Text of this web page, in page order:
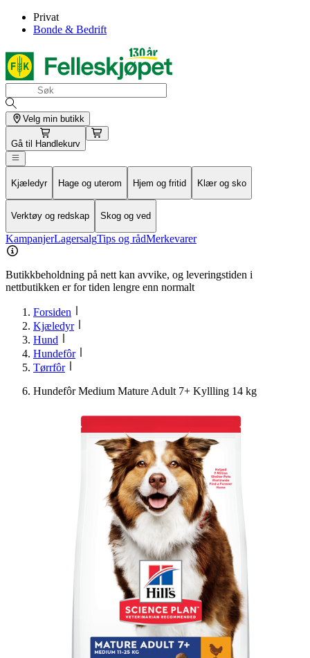
Privat
Bonde & Bedrift
Velg min butikk
Gå til Handlekurv
Kjæledyr Hage og uterom Hjem og fritid Klær og sko
Verktøy og redskap Skog og ved
KampanjerLagersalgTips og rådMerkevarer
Butikkbeholdning på nett kan avvike, og leveringstiden i
nettbutikken er for tiden lengre enn normalt
Forsiden
Kjæledyr
Hund
Hundefôr
Tørrfôr
Hundefôr Medium Mature Adult 7+ Kyllling 14 kg